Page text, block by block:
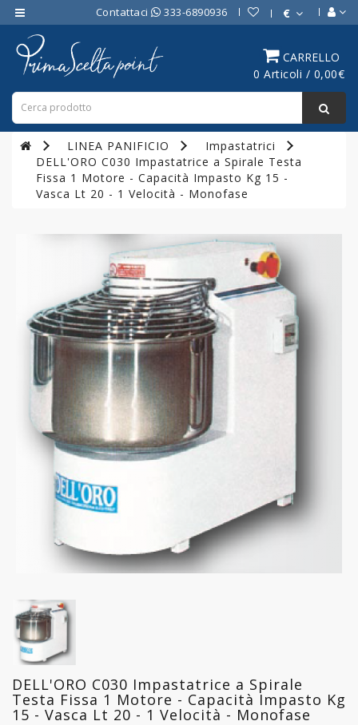
Contattaci 333-6890936 €
CARRELLO
0 Articoli / 0,00€
Category
ATTREZZATURE
BAR
ATTREZZATURE
PROFESSIONALI
CUCINA
COTTURA
PROFESSIONALI
FREDDO
GELATERIA
PASTICCERIA
PIZZERIA
LINEA
MACELLERIA
LAVAGGIO
PROFESSIONALE
LINEA PANIFICIO
Impastatrici
DELL'ORO C030 Impastatrice a Spirale Testa
Fissa 1 Motore - Capacità Impasto Kg 15 -
Vasca Lt 20 - 1 Velocità - Monofase
DELL'ORO C030 Impastatrice a Spirale
Testa Fissa 1 Motore - Capacità Impasto Kg
15 - Vasca Lt 20 - 1 Velocità - Monofase